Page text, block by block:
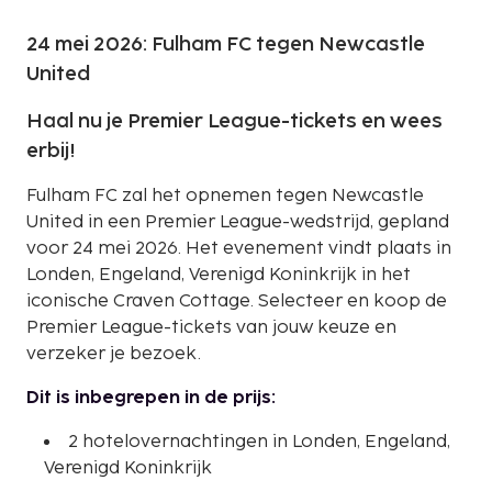
24 mei 2026: Fulham FC tegen Newcastle
United
Haal nu je Premier League-tickets en wees
erbij!
Fulham FC zal het opnemen tegen Newcastle
United in een Premier League-wedstrijd, gepland
voor 24 mei 2026. Het evenement vindt plaats in
Londen, Engeland, Verenigd Koninkrijk in het
iconische Craven Cottage. Selecteer en koop de
Premier League-tickets van jouw keuze en
verzeker je bezoek.
Dit is inbegrepen in de prijs:
2 hotelovernachtingen in Londen, Engeland,
Verenigd Koninkrijk